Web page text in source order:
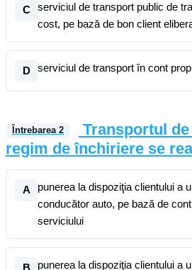
C
serviciul de transport public de
cost, pe bază de bon client
D serviciul de transport în cont
Întrebarea 2
Transportul
regim de închiriere se
A
punerea la dispoziţia clientului a
conducător auto, pe bază de
serviciului
B
punerea la dispoziţia clientului a